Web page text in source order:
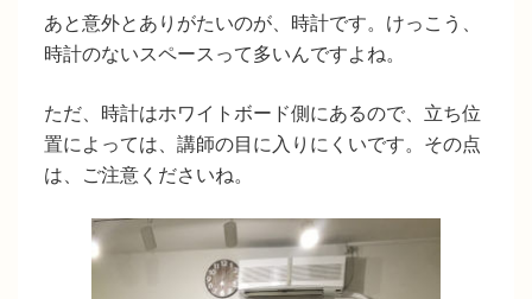
あと意外とありがたいのが、時計です。けっこう、
時計のないスペースって多いんですよね。
ただ、時計はホワイトボード側にあるので、立ち位
置によっては、講師の目に入りにくいです。その点
は、ご注意くださいね。